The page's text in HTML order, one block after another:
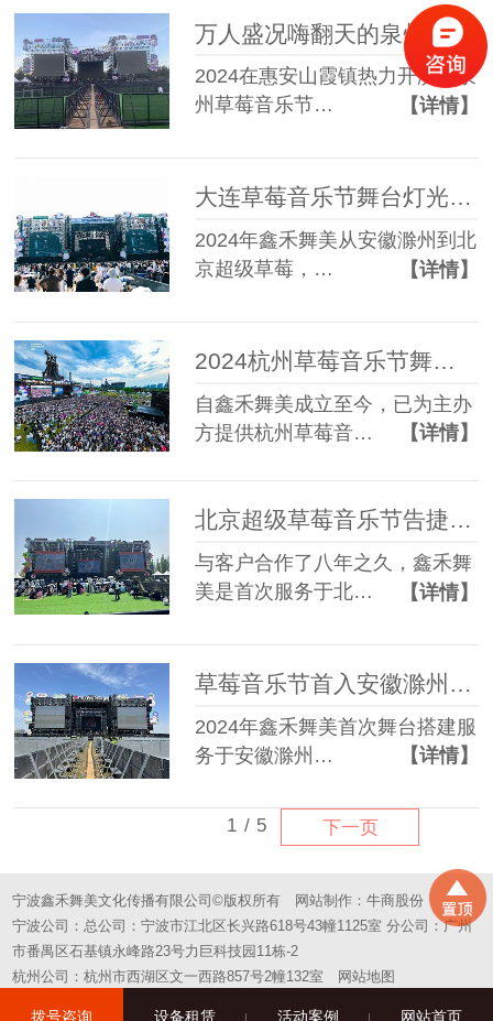
万人盛况嗨翻天的泉州草莓音乐节舞台搭建服务商
2024在惠安山霞镇热力开演的泉
州草莓音乐节…
【详情】
大连草莓音乐节舞台灯光设备租赁成功案例
2024年鑫禾舞美从安徽滁州到北
京超级草莓，…
【详情】
2024杭州草莓音乐节舞台设备租赁搭建成功案例
自鑫禾舞美成立至今，已为主办
方提供杭州草莓音…
【详情】
北京超级草莓音乐节告捷鑫禾舞美分享成功案例经验
与客户合作了八年之久，鑫禾舞
美是首次服务于北…
【详情】
草莓音乐节首入安徽滁州舞台搭建成功案例
2024年鑫禾舞美首次舞台搭建服
务于安徽滁州…
【详情】
1 / 5 下一页
宁波鑫禾舞美文化传播有限公司©版权所有 网站制作：牛商股份
宁波公司：总公司：宁波市江北区长兴路618号43幢1125室 分公司：广州
市番禺区石基镇永峰路23号力巨科技园11栋-2
杭州公司：杭州市西湖区文一西路857号2幢132室
网站地图
拨号咨询 设备租赁 活动案例 网站首页